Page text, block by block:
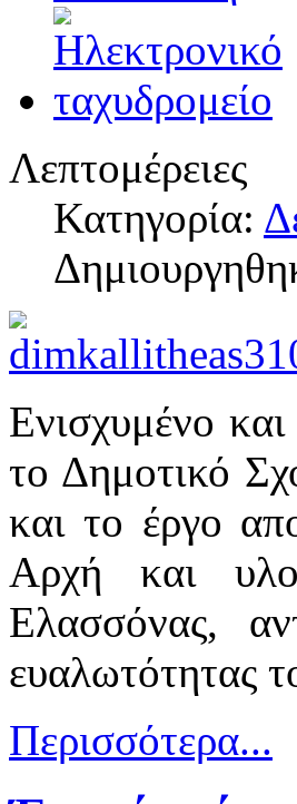
Λεπτομέρειες
Κατηγορία:
Ενισχυμένο
το Δημοτικό
και το έργο
Αρχή και
Ελασσόνας,
ευαλωτότητας
Περισσότερα...